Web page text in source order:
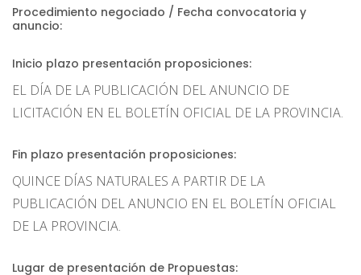
Procedimiento negociado / Fecha convocatoria y
anuncio:
Inicio plazo presentación proposiciones:
EL DÍA DE LA PUBLICACIÓN DEL ANUNCIO DE
LICITACIÓN EN EL BOLETÍN OFICIAL DE LA PROVINCIA.
Fin plazo presentación proposiciones:
QUINCE DÍAS NATURALES A PARTIR DE LA
PUBLICACIÓN DEL ANUNCIO EN EL BOLETÍN OFICIAL
DE LA PROVINCIA.
Lugar de presentación de Propuestas: